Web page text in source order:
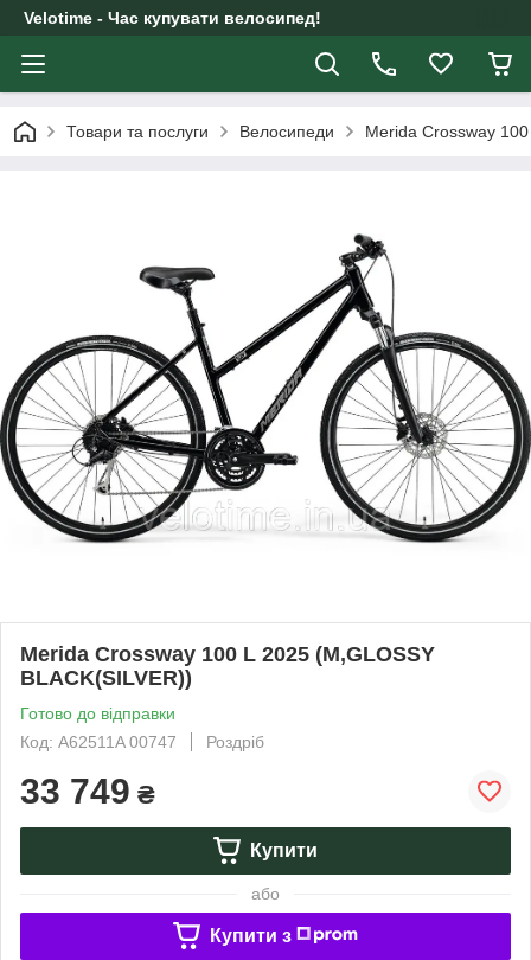
Velotime - Час купувати велосипед!
Товари та послуги Велосипеди Merida Crossway
Merida Crossway 100 L 2025 (M,GLOSSY
BLACK(SILVER))
Готово до відправки
Код: A62511A 00747
Роздріб
33 749 ₴
Купити
або
Купити з